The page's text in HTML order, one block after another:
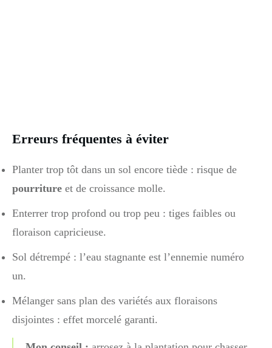
Erreurs fréquentes à éviter
Planter trop tôt dans un sol encore tiède : risque de
pourriture et de croissance molle.
Enterrer trop profond ou trop peu : tiges faibles ou
floraison capricieuse.
Sol détrempé : l’eau stagnante est l’ennemie numéro
un.
Mélanger sans plan des variétés aux floraisons
disjointes : effet morcelé garanti.